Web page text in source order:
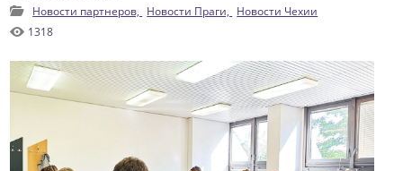
Новости партнеров, Новости Праги, Новости Чехии
1318